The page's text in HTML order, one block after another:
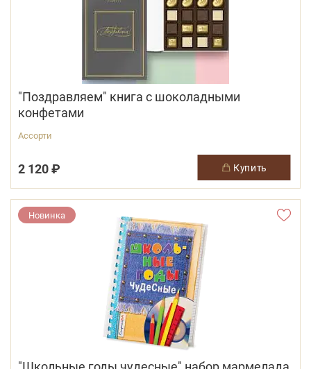
"Поздравляем" книга с шоколадными
конфетами
Ассорти
2 120 ₽ купить
Новинка